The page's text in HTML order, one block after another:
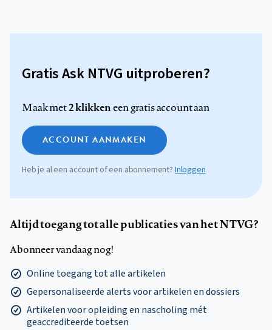
Gratis Ask NTVG uitproberen?
Maak met2 klikkeneen gratis account aan
ACCOUNT AANMAKEN
Heb je al een account of een abonnement?Inloggen
Altijd toegang tot alle publicaties van het NTVG?
Abonneer vandaag nog!
Online toegang tot alle artikelen
Gepersonaliseerde alerts voor artikelen en dossiers
Artikelen voor opleiding en nascholing mét
geaccrediteerde toetsen